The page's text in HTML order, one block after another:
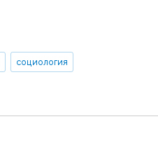
социология